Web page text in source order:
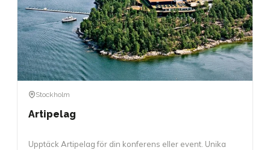
Stockholm
Artipelag
Upptäck Artipelag för din konferens eller event. Unika